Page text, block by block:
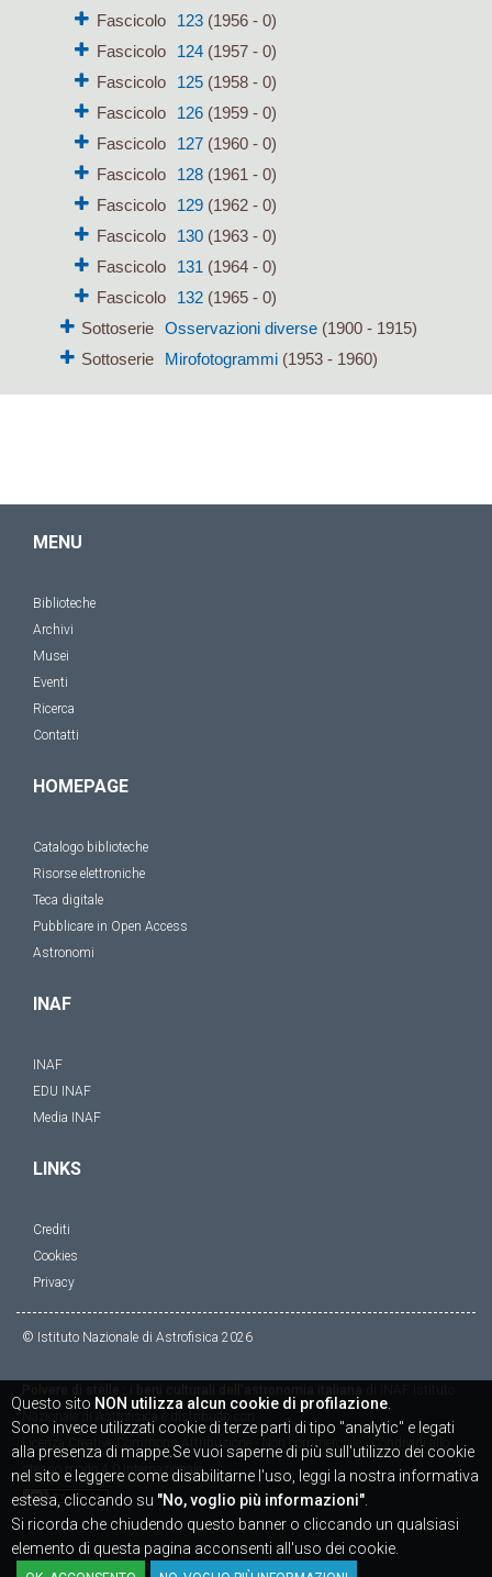
Fascicolo
123(1956 - 0)
Fascicolo
124(1957 - 0)
Fascicolo
125(1958 - 0)
Fascicolo
126(1959 - 0)
Fascicolo
127(1960 - 0)
Fascicolo
128(1961 - 0)
Fascicolo
129(1962 - 0)
Fascicolo
130(1963 - 0)
Fascicolo
131 (1964 - 0)
Fascicolo
132(1965 - 0)
Sottoserie
Osservazioni diverse (1900 - 1915)
Sottoserie
Mirofotogrammi (1953 - 1960)
MENU
Biblioteche
Archivi
Musei
Eventi
Ricerca
Contatti
HOMEPAGE
Catalogo biblioteche
Risorse elettroniche
Teca digitale
Pubblicare in Open Access
Astronomi
INAF
INAF
EDU INAF
Media INAF
LINKS
Crediti
Cookies
Privacy
© Istituto Nazionale di Astrofisica 2026
Licenza
Creative Commons Attribuzione - Non commerciale - Condividi allo
stesso modo 4.0 Internazionale
Questo sito NON utilizza alcun cookie di profilazione
Sono invece utilizzati cookie di terze parti di tipo "analytic" e legati
alla presenza di mappe.Se vuoi saperne di più sull'utilizzo dei cookie
nel sito e leggere come disabilitarne l'uso, leggi la nostra informativa
estesa, cliccando su "No, voglio più informazioni"
Si ricorda che chiudendo questo banner o cliccando un qualsiasi
elemento di questa pagina acconsenti all'uso dei cookie.